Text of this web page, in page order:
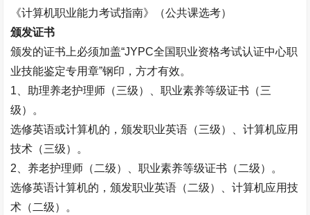
《计算机职业能力考试指南》（公共课选考）
颁发证书
颁发的证书上必须加盖“JYPC全国职业资格考试认证中心职
业技能鉴定专用章”钢印，方才有效。
1 、助理养老护理师（三级）、职业素养等级证书（三
级）。
选修英语或计算机的，颁发职业英语（三级）、计算机应用
技术（三级）。
2 、养老护理师（二级）、职业素养等级证书（二级）。
选修英语计算机的，颁发职业英语（二级）、计算机应用技
术（二级）。